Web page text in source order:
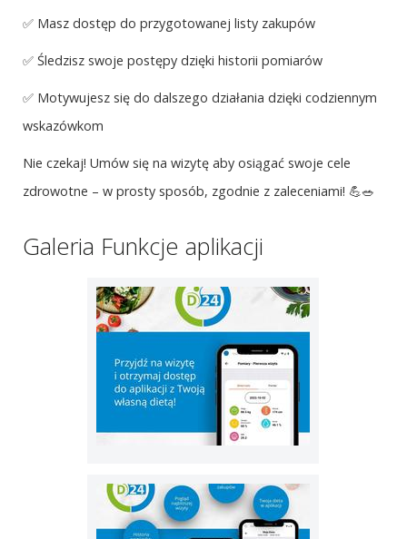
✅ Masz dostęp do przygotowanej listy zakupów
✅ Śledzisz swoje postępy dzięki historii pomiarów
✅ Motywujesz się do dalszego działania dzięki codziennym
wskazówkom
Nie czekaj! Umów się na wizytę aby osiągać swoje cele
zdrowotne – w prosty sposób, zgodnie z zaleceniami! 💪🥗
Galeria Funkcje aplikacji